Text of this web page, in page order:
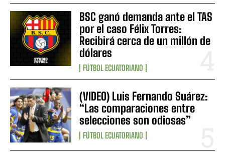
BSC ganó demanda ante el TAS
por el caso Félix Torres:
Recibirá cerca de un millón de
dólares
FÚTBOL ECUATORIANO
(VIDEO) Luis Fernando Suárez:
“Las comparaciones entre
selecciones son odiosas”
FÚTBOL ECUATORIANO